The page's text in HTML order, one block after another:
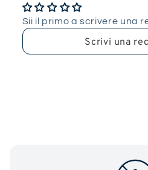
Sii il primo a scrivere una
Scrivi una